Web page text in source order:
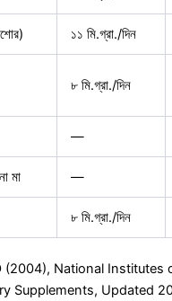
১১ মি.গ্রা./দিন
৮ মি.গ্রা./দিন
—
মা —
৮ মি.গ্রা./দিন
(2004), National Institutes
Supplements, Updated